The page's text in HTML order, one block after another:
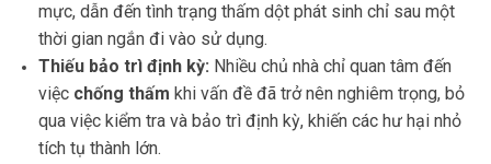
mực, dẫn đến tình trạng thấm dột phát sinh chỉ sau một
thời gian ngắn đi vào sử dụng.
Thiếu bảo trì định kỳ: Nhiều chủ nhà chỉ quan tâm đến
việc chống thấm khi vấn đề đã trở nên nghiêm trọng, bỏ
qua việc kiểm tra và bảo trì định kỳ, khiến các hư hại nhỏ
tích tụ thành lớn.